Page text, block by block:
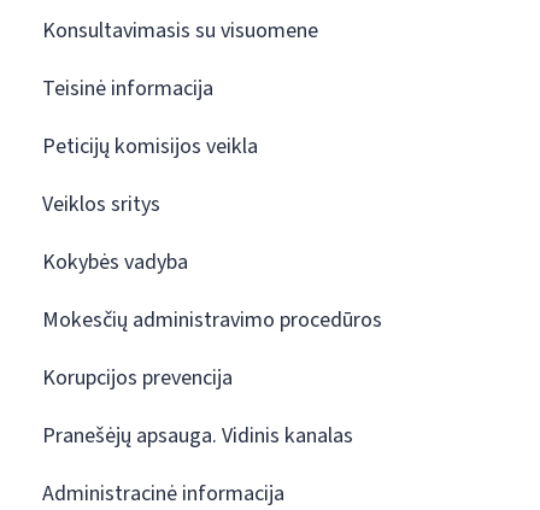
Konsultavimasis su visuomene
Teisinė informacija
Peticijų komisijos veikla
Veiklos sritys
Kokybės vadyba
Mokesčių administravimo procedūros
Korupcijos prevencija
Pranešėjų apsauga. Vidinis kanalas
Administracinė informacija